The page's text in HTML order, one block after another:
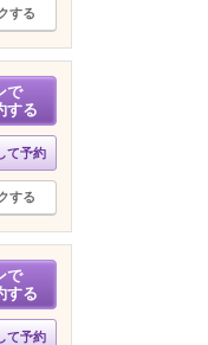
する
で
する
て予約
する
で
する
て予約